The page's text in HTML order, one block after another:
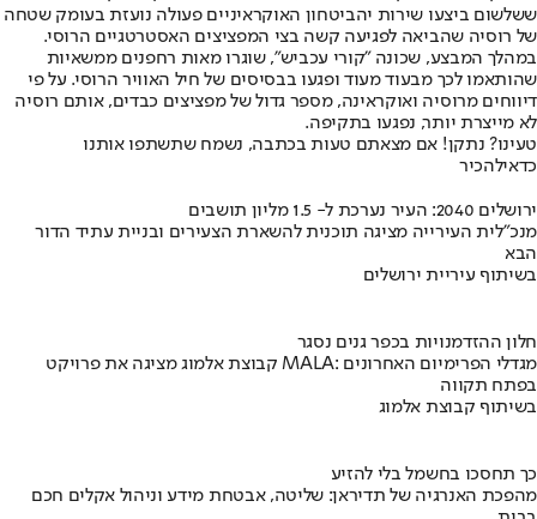
ששלשום ביצעו שירות יהביטחון האוקראיניים פעולה נועזת בעומק שטחה
של רוסיה שהביאה לפגיעה קשה בצי המפציצים האסטרטגיים הרוסי.
במהלך המבצע, שכונה "קורי עכביש", שוגרו מאות רחפנים ממשאיות
שהותאמו לכך מבעוד מעוד ופגעו בבסיסים של חיל האוויר הרוסי. על פי
דיווחים מרוסיה ואוקראינה, מספר גדול של מפציצים כבדים, אותם רוסיה
לא מייצרת יותר, נפגעו בתקיפה.
טעינו? נתקן! אם מצאתם טעות בכתבה, נשמח שתשתפו אותנו
כדאילהכיר
ירושלים 2040: העיר נערכת ל- 1.5 מליון תושבים
מנכ"לית העירייה מציגה תוכנית להשארת הצעירים ובניית עתיד הדור
הבא
בשיתוף עיריית ירושלים
חלון ההזדמנויות בכפר גנים נסגר
קבוצת אלמוג מציגה את פרויקט MALA: מגדלי הפרימיום האחרונים
בפתח תקווה
בשיתוף קבוצת אלמוג
כך תחסכו בחשמל בלי להזיע
מהפכת האנרגיה של תדיראן: שליטה, אבטחת מידע וניהול אקלים חכם